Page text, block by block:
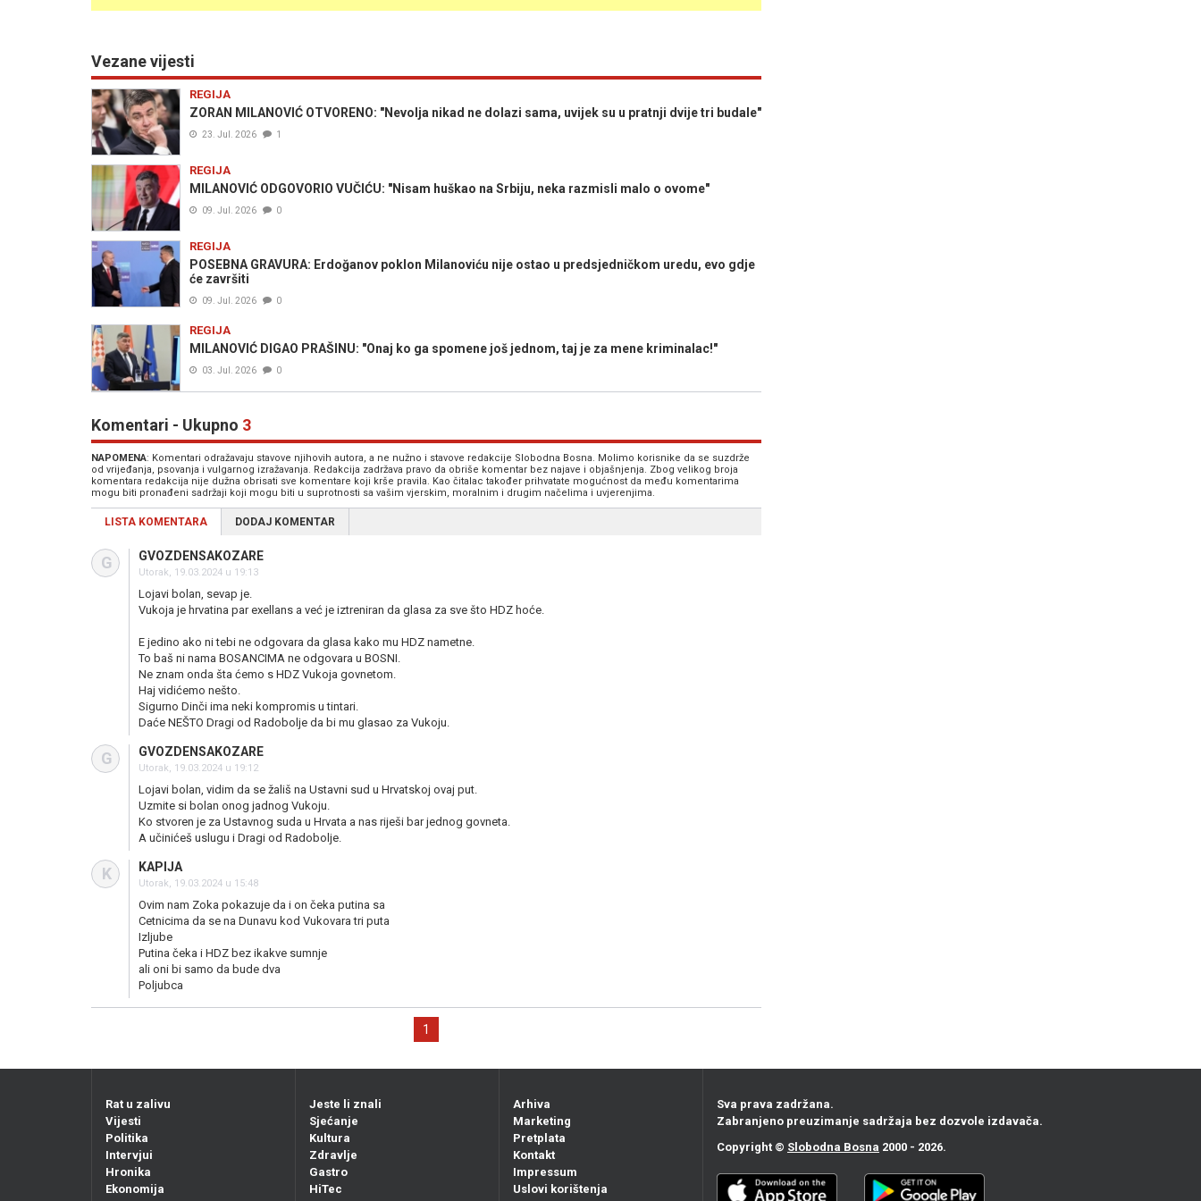
Vezane vijesti
REGIJA
ZORAN MILANOVIĆ OTVORENO: "Nevolja nikad ne dolazi sama, uvijek su u pratnji dvije tri budale"
23. Jul. 2026 1
REGIJA
MILANOVIĆ ODGOVORIO VUČIĆU: "Nisam huškao na Srbiju, neka razmisli malo o ovome"
09. Jul. 2026 0
REGIJA
POSEBNA GRAVURA: Erdoğanov poklon Milanoviću nije ostao u predsjedničkom uredu, evo gdje
će završiti
09. Jul. 2026 0
REGIJA
MILANOVIĆ DIGAO PRAŠINU: "Onaj ko ga spomene još jednom, taj je za mene kriminalac!"
03. Jul. 2026 0
Komentari - Ukupno 3
NAPOMENA: Komentari odražavaju stavove njihovih autora, a ne nužno i stavove redakcije Slobodna Bosna. Molimo korisnike da se suzdrže
od vrijeđanja, psovanja i vulgarnog izražavanja. Redakcija zadržava pravo da obriše komentar bez najave i objašnjenja. Zbog velikog broja
komentara redakcija nije dužna obrisati sve komentare koji krše pravila. Kao čitalac također prihvatate mogućnost da među komentarima
mogu biti pronađeni sadržaji koji mogu biti u suprotnosti sa vašim vjerskim, moralnim i drugim načelima i uvjerenjima.
LISTA KOMENTARA DODAJ KOMENTAR
G GVOZDENSAKOZARE
Utorak, 19.03.2024 u 19:13
Lojavi bolan, sevap je.
Vukoja je hrvatina par exellans a već je iztreniran da glasa za sve što HDZ hoće.
E jedino ako ni tebi ne odgovara da glasa kako mu HDZ nametne.
To baš ni nama BOSANCIMA ne odgovara u BOSNI.
Ne znam onda šta ćemo s HDZ Vukoja govnetom.
Haj vidićemo nešto.
Sigurno Dinči ima neki kompromis u tintari.
Daće NEŠTO Dragi od Radobolje da bi mu glasao za Vukoju.
G GVOZDENSAKOZARE
Utorak, 19.03.2024 u 19:12
Lojavi bolan, vidim da se žališ na Ustavni sud u Hrvatskoj ovaj put.
Uzmite si bolan onog jadnog Vukoju.
Ko stvoren je za Ustavnog suda u Hrvata a nas riješi bar jednog govneta.
A učinićeš uslugu i Dragi od Radobolje.
K KAPIJA
Utorak, 19.03.2024 u 15:48
Ovim nam Zoka pokazuje da i on čeka putina sa
Cetnicima da se na Dunavu kod Vukovara tri puta
Izljube
Putina čeka i HDZ bez ikakve sumnje
ali oni bi samo da bude dva
Poljubca
1
Rat u zalivu
Vijesti
Politika
Intervjui
Hronika
Ekonomija
Jeste li znali
Sjećanje
Kultura
Zdravlje
Gastro
HiTec
Arhiva
Marketing
Pretplata
Kontakt
Impressum
Uslovi korištenja
Sva prava zadržana.
Zabranjeno preuzimanje sadržaja bez dozvole izdavača.
Copyright © Slobodna Bosna 2000 - 2026.